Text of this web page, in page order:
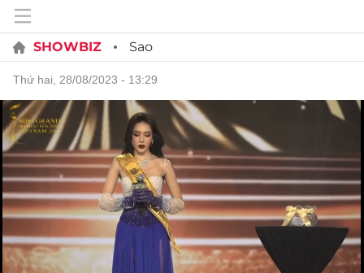
SHOWBIZ Sao
thứ hai, 28/08/2023 - 13:29